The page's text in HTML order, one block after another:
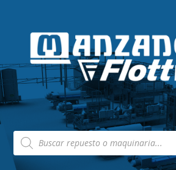
Búsqueda
de
productos